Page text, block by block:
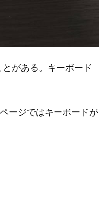
がある。キーボード
ージではキーボードが